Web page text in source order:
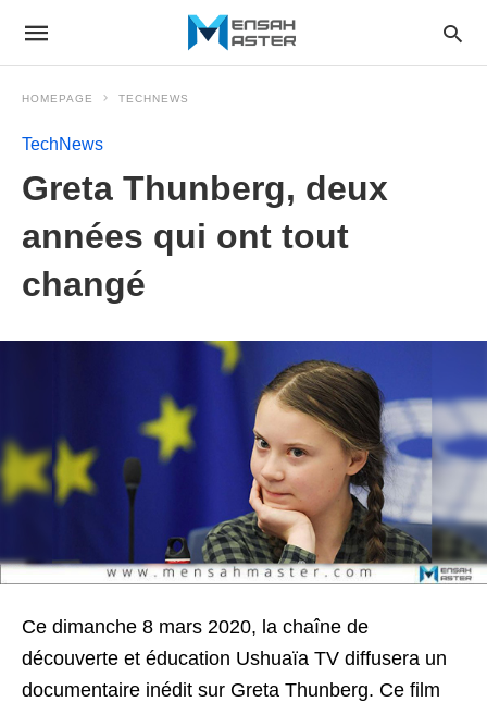
HOMEPAGE TECHNEWS
TechNews
Greta Thunberg, deux
années qui ont tout
changé
Ce dimanche 8 mars 2020, la chaîne de
découverte et éducation Ushuaïa TV diffusera un
documentaire inédit sur Greta Thunberg. Ce film